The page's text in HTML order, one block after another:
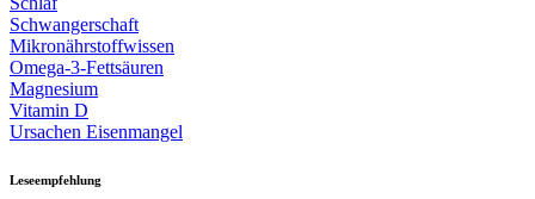
Schwangerschaft
Mikronährstoffwissen
Omega-3-Fettsäuren
Magnesium
Vitamin D
Ursachen Eisenmangel
Leseempfehlung